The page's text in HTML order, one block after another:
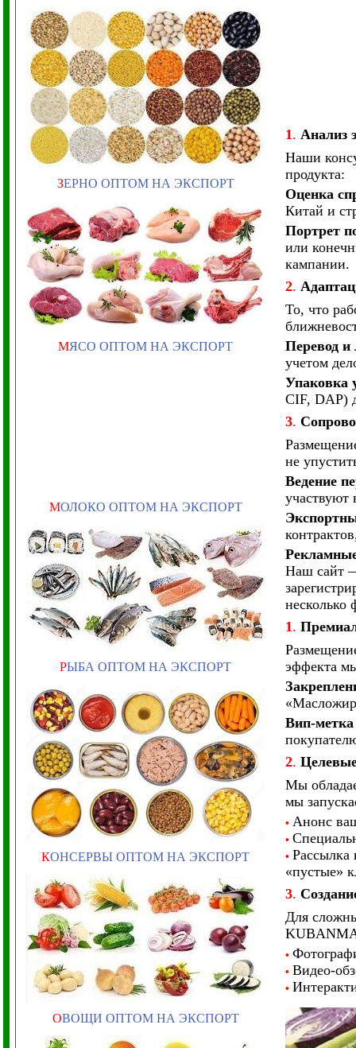
ЗЕРНО ОПТОМ НА ЭКСПОРТ
МЯСО ОПТОМ НА ЭКСПОРТ
МОЛОКО ОПТОМ НА ЭКСПОРТ
РЫБА ОПТОМ НА ЭКСПОРТ
КОНСЕРВЫ ОПТОМ НА ЭКСПОРТ
ОВОЩИ ОПТОМ НА ЭКСПОРТ
1. Анализ
Наши
продукта:
Оценка
Китай и
Портрет
или
кампании.
2.
То, что
Перевод и
учетом
Упаковка
CIF, DAP)
3.
не
Ведение
участвуют
Наш сайт
несколько
1.
эффекта
Вип-метка
2.
Мы
мы
• Анонс
•
• Рассылка
«пустые»
3.
Для
•
• Видео-
•